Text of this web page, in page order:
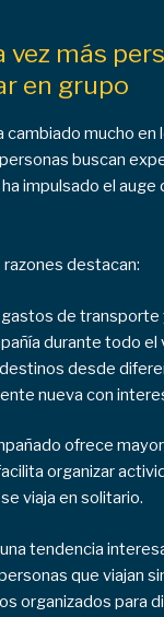
vez más
en grupo
cambiado mucho en
buscan
impulsado el auge
destacan:
de transporte
durante todo el
desde
nueva con
ofrece
organizar
viaja en solitario.
tendencia
que viajan
organizados para